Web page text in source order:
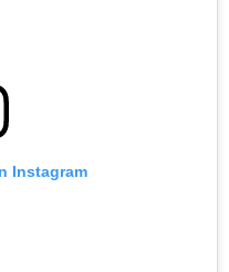
Instagram